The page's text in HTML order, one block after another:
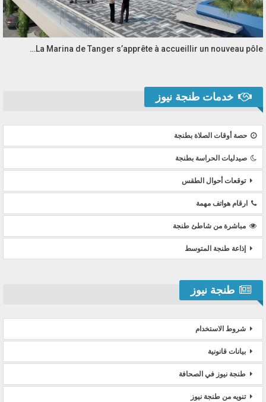
La Marina de Tanger s’apprête à accueillir un nouveau pôle…
خدمات طنجة نيوز
حصة أوقات الصلاة بطنجة
صيدليات الحراسة بطنجة
توقعات أحوال الطقس
ارقام هواتف مهمة
مباشرة من شاطئ طنجة
إذاعة طنجة المتوسط
طنجة نيوز
شروط الاستخدام
بيانات قانونية
طنجة نيوز في الصحافة
تنويه من طنجة نيوز